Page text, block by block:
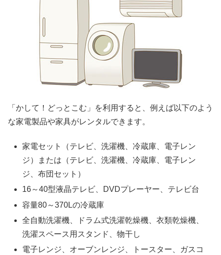
「かして！どっとこむ」を利用すると、例えば以下のよう
な家電製品や家具がレンタルできます。
家電セット（テレビ、洗濯機、冷蔵庫、電子レン
ジ）または（テレビ、洗濯機、冷蔵庫、電子レン
ジ、布団セット）
16～40型液晶テレビ、DVDプレーヤー、テレビ台
容量80～370Lの冷蔵庫
全自動洗濯機、ドラム式洗濯乾燥機、衣類乾燥機、
洗濯スペース用スタンド、物干し
電子レンジ、オーブンレンジ、トースター、ガスコ